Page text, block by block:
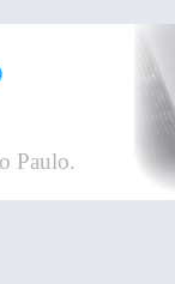
Paulo.